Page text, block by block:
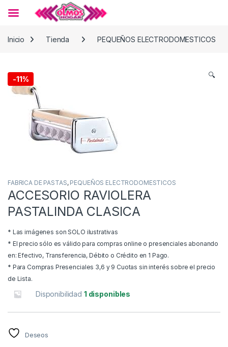
Inicio
Tienda PEQUEÑOS ELECTRODOMESTICOS
-11% 🔍
FABRICA DE PASTAS, PEQUEÑOS ELECTRODOMESTICOS
ACCESORIO RAVIOLERA
PASTALINDA CLASICA
* Las imágenes son SOLO ilustrativas
* El precio sólo es válido para compras online o presenciales abonando
en: Efectivo, Transferencia, Débito o Crédito en 1 Pago.
* Para Compras Presenciales 3,6 y 9 Cuotas sin interés sobre el precio
de Lista.
Disponibilidad 1 disponibles
Deseos